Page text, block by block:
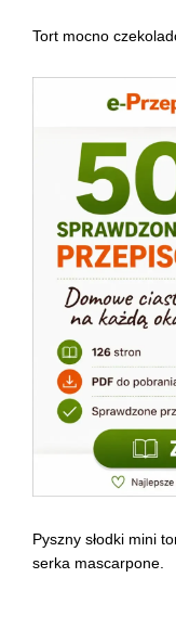
Tort mocno
Pyszny słodki mini
serka mascarpone.